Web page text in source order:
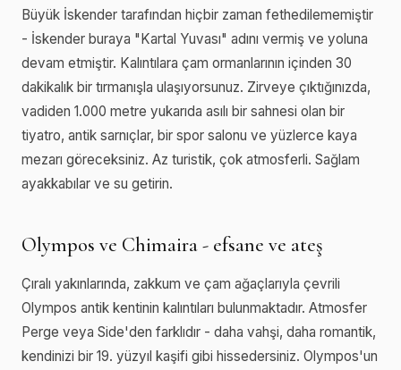
Büyük İskender tarafından hiçbir zaman fethedilememiştir
- İskender buraya "Kartal Yuvası" adını vermiş ve yoluna
devam etmiştir. Kalıntılara çam ormanlarının içinden 30
dakikalık bir tırmanışla ulaşıyorsunuz. Zirveye çıktığınızda,
vadiden 1.000 metre yukarıda asılı bir sahnesi olan bir
tiyatro, antik sarnıçlar, bir spor salonu ve yüzlerce kaya
mezarı göreceksiniz. Az turistik, çok atmosferli. Sağlam
ayakkabılar ve su getirin.
Olympos ve Chimaira - efsane ve ateş
Çıralı yakınlarında, zakkum ve çam ağaçlarıyla çevrili
Olympos antik kentinin kalıntıları bulunmaktadır. Atmosfer
Perge veya Side'den farklıdır - daha vahşi, daha romantik,
kendinizi bir 19. yüzyıl kaşifi gibi hissedersiniz. Olympos'un